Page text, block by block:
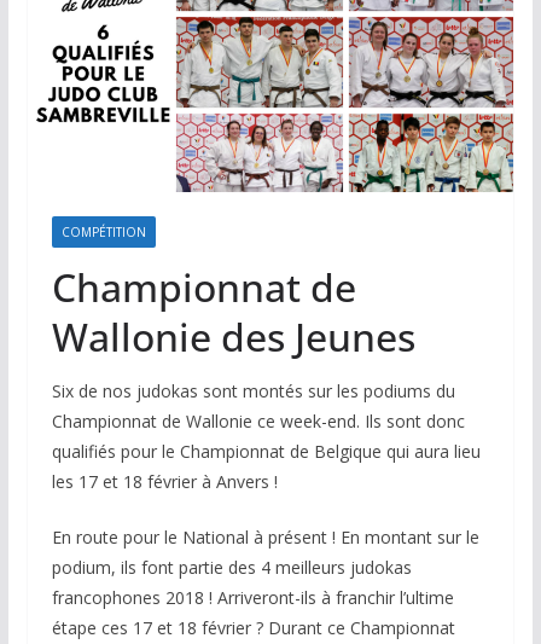
COMPÉTITION
Championnat de
Wallonie des Jeunes
Six de nos judokas sont montés sur les podiums du
Championnat de Wallonie ce week-end. Ils sont donc
qualifiés pour le Championnat de Belgique qui aura lieu
les 17 et 18 février à Anvers !
En route pour le National à présent ! En montant sur le
podium, ils font partie des 4 meilleurs judokas
francophones 2018 ! Arriveront-ils à franchir l’ultime
étape ces 17 et 18 février ? Durant ce Championnat